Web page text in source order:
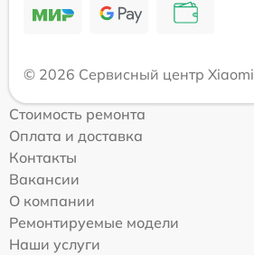
© 2026 Сервисный центр Xiaomi
Стоимость ремонта
Оплата и доставка
Контакты
Вакансии
О компании
Ремонтируемые модели
Наши услуги